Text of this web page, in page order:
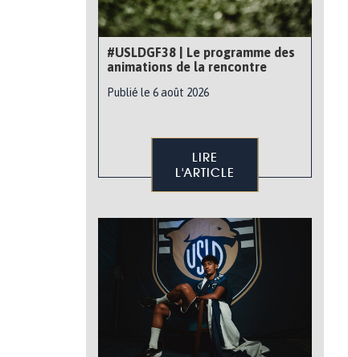
#USLDGF38 | Le programme des
animations de la rencontre
Publié le 6 août 2026
LIRE
L'ARTICLE